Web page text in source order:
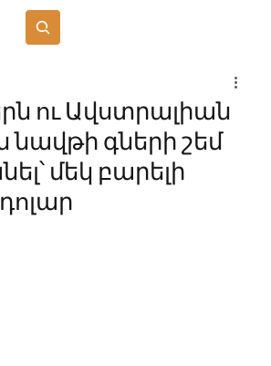
ու Ավստրալիան
նավթի գների շեմ
մեկ բարելի